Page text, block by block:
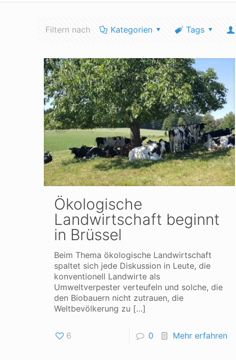
Filtern nach Kategorien Tags
Ökologische
Landwirtschaft beginnt
in Brüssel
Beim Thema ökologische Landwirtschaft
spaltet sich jede Diskussion in Leute, die
konventionell Landwirte als
Umweltverpester verteufeln und solche, die
den Biobauern nicht zutrauen, die
Weltbevölkerung zu […]
6 0 Mehr erfahren